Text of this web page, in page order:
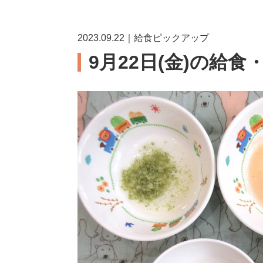
2023.09.22｜給食ピックアップ
9月22日(金)の給食